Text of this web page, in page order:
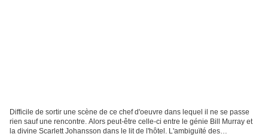
Difficile de sortir une scène de ce chef d'oeuvre dans lequel il ne se passe
rien sauf une rencontre. Alors peut-être celle-ci entre le génie Bill Murray et
la divine Scarlett Johansson dans le lit de l'hôtel. L'ambiguïté des